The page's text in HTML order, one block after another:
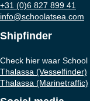
+31 (0)6 827 899 41
info@schoolatsea.com
Shipfinder
Check hier waar
Thalassa (Vesselfinder)
Thalassa (Marinetraffic)